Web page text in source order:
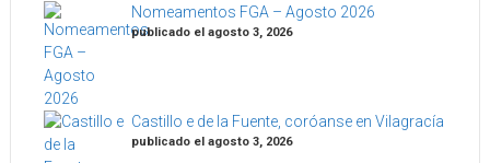
Nomeamentos FGA – Agosto 2026
publicado el agosto 3, 2026
Castillo e de la Fuente, coróanse en Vilagracía
publicado el agosto 3, 2026